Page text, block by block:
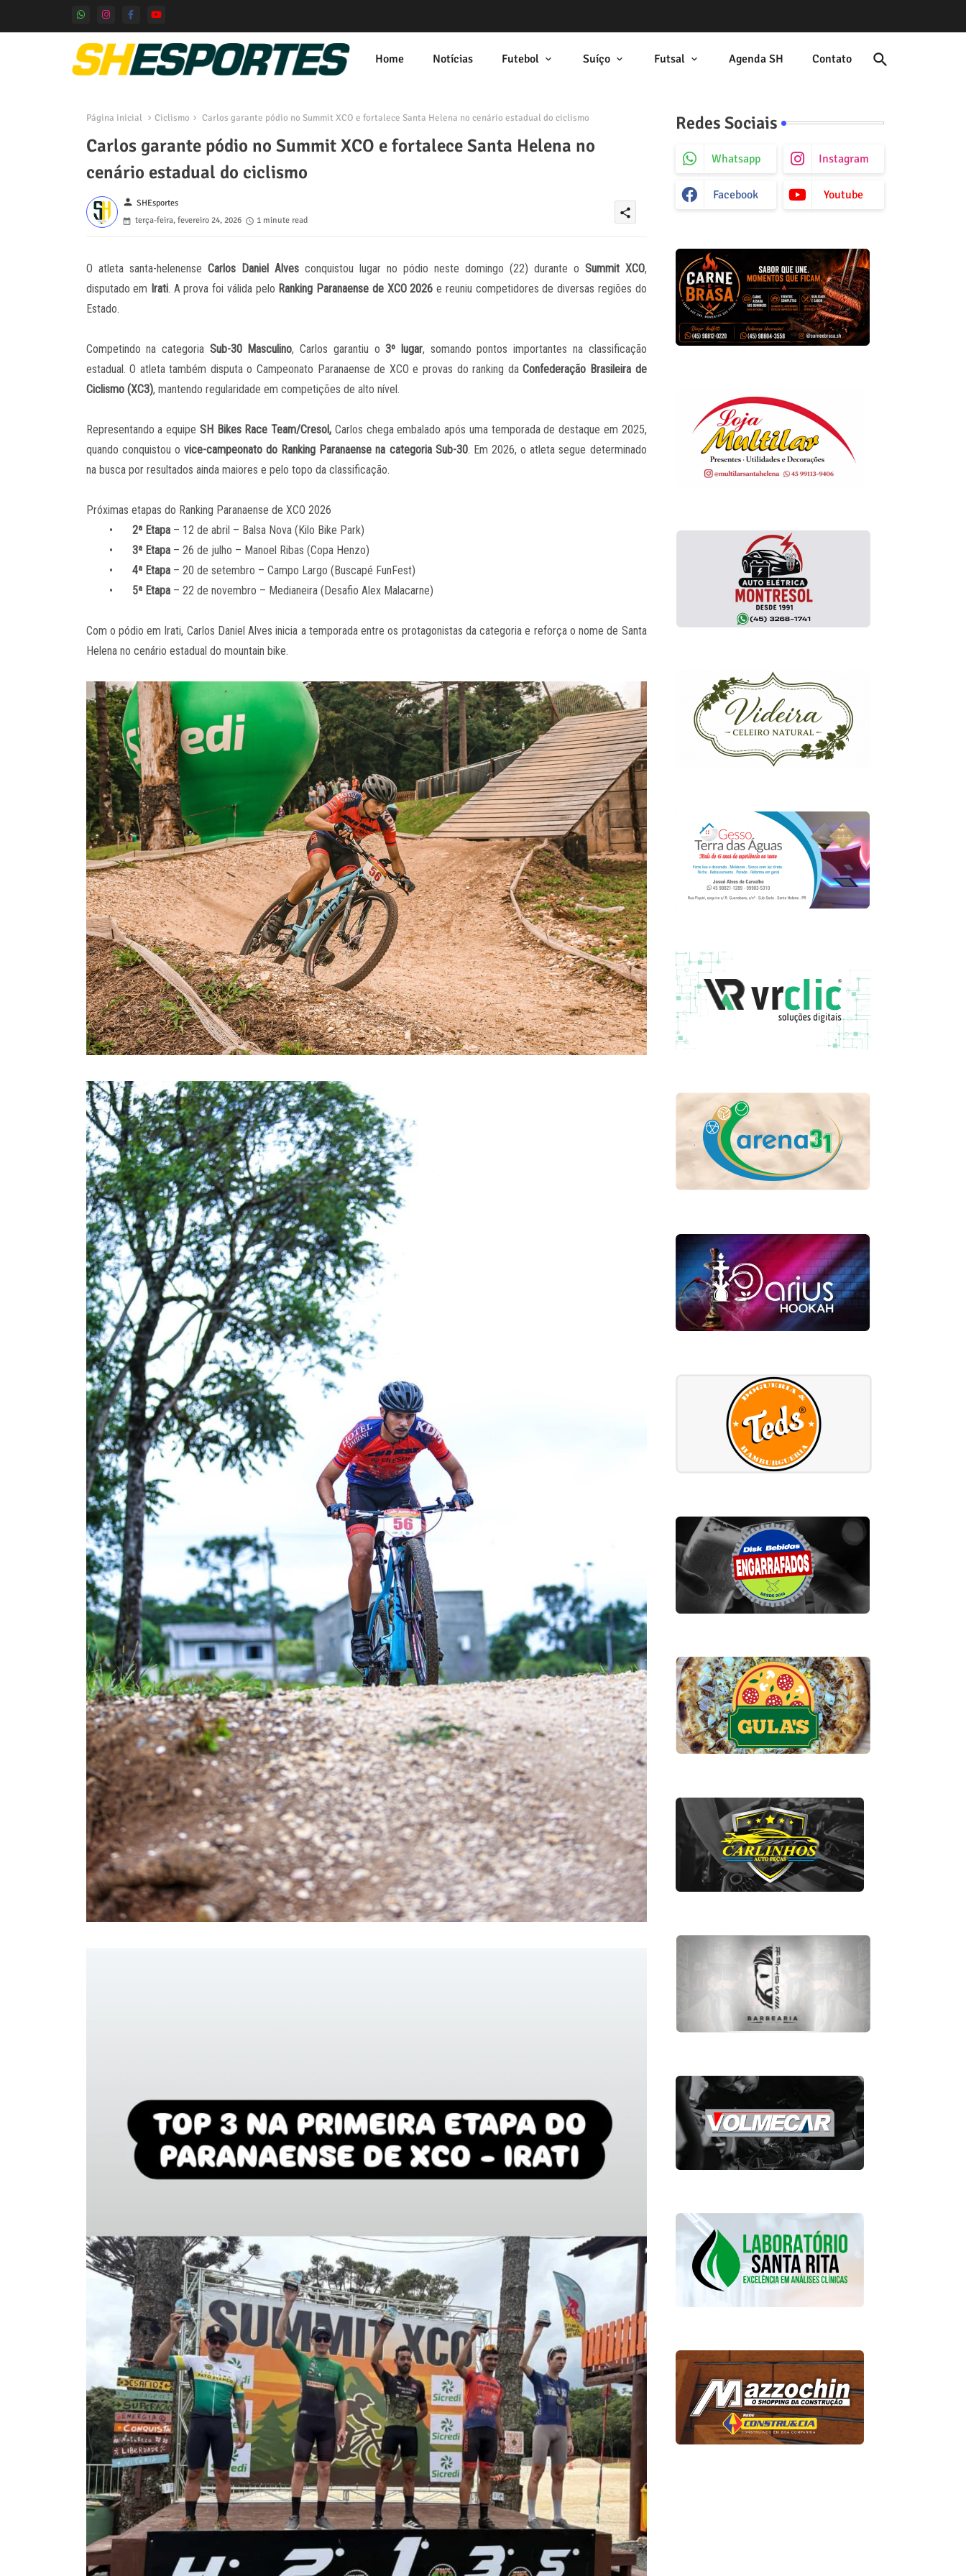
Home Notícias Futebol Suíço Futsal Agenda SH Contato
Página inicial Ciclismo Carlos garante pódio no Summit XCO e fortalece Santa Helena no cenário estadual do ciclismo
Carlos garante pódio no Summit XCO e fortalece Santa Helena no
cenário estadual do ciclismo
person SHEsportes
terça-feira, fevereiro 24, 2026
1 minute read
share
O atleta santa-helenense Carlos Daniel Alvesconquistou lugar no pódio neste domingo (22) durante o Summit XCO,
disputado em Irati. A prova foi válida pelo Ranking Paranaense de XCO 2026 e reuniu competidores de diversas regiões do
Estado.
Competindo na categoria Sub-30 Masculino, Carlos garantiu o3º lugar, somando pontos importantes na classificação
estadual. O atleta também disputa o Campeonato Paranaense de XCO e provas do ranking daConfederação Brasileira de
Ciclismo (XC3), mantendo regularidade em competições de alto nível.
Representando a equipe SH Bikes Race Team/Cresol, Carlos chega embalado após uma temporada de destaque em 2025,
quando conquistou o vice-campeonato do Ranking Paranaense na categoria Sub-30. Em 2026, o atleta segue determinado
na busca por resultados ainda maiores e pelo topo da classificação.
Próximas etapas do Ranking Paranaense de XCO 2026
•
2ª Etapa– 12 de abril – Balsa Nova (Kilo Bike Park)
•
3ª Etapa – 26 de julho – Manoel Ribas (Copa Henzo)
•
4ª Etapa– 20 de setembro – Campo Largo (Buscapé FunFest)
•
5ª Etapa – 22 de novembro – Medianeira (Desafio Alex Malacarne)
Com o pódio em Irati, Carlos Daniel Alves inicia a temporada entre os protagonistas da categoria e reforça o nome de Santa
Helena no cenário estadual do mountain bike.
Redes Sociais
Whatsapp Instagram
Facebook Youtube